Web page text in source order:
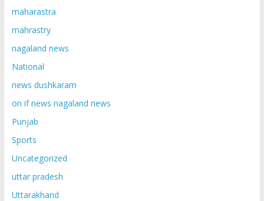
maharastra
mahrastry
nagaland news
National
news dushkaram
on if news nagaland news
Punjab
Sports
Uncategorized
uttar pradesh
Uttarakhand